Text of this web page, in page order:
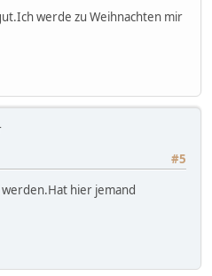
werde zu Weihnachten mir
#5
hier jemand